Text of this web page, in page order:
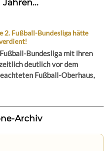
2. Fußball-Bundesliga hätte
Bundesliga mit ihren
deutlich vor dem
Fußball-Oberhaus,
Archiv